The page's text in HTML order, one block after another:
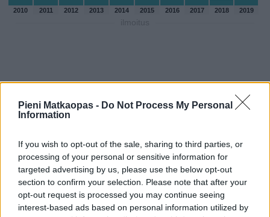
Pieni Matkaopas - Do Not Process My Personal
Information
If you wish to opt-out of the sale, sharing to third parties, or
processing of your personal or sensitive information for
targeted advertising by us, please use the below opt-out
section to confirm your selection. Please note that after your
opt-out request is processed you may continue seeing
interest-based ads based on personal information utilized by
2010 2011 2012 2013 2014 2015 2016 2017 2018 2019
Sadepäivien määärä maaliskuussa